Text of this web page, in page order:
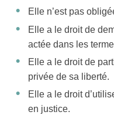
Elle n’est pas
Elle a le droit de
actée dans les
Elle a le droit de
privée de sa liberté.
Elle a le droit
en justice.